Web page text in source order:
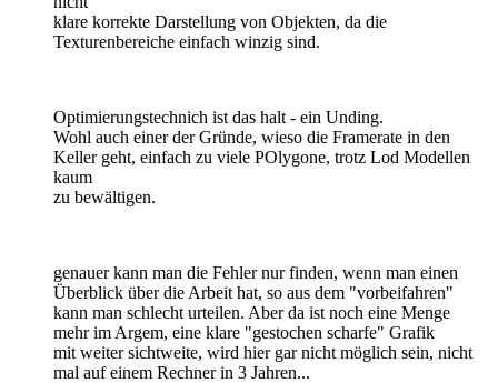
klare korrekte Darstellung von Objekten, da die
Texturenbereiche einfach winzig sind.
Optimierungstechnich ist das halt - ein Unding.
Wohl auch einer der Gründe, wieso die Framerate in den
Keller geht, einfach zu viele POlygone, trotz Lod Modellen
kaum
zu bewältigen.
genauer kann man die Fehler nur finden, wenn man einen
Überblick über die Arbeit hat, so aus dem "vorbeifahren"
kann man schlecht urteilen. Aber da ist noch eine Menge
mehr im Argem, eine klare "gestochen scharfe" Grafik
mit weiter sichtweite, wird hier gar nicht möglich sein, nicht
mal auf einem Rechner in 3 Jahren...